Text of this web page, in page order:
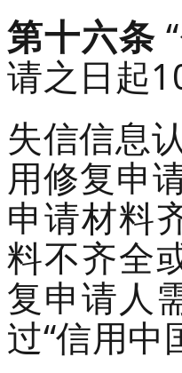
第十六条
请之日起
失信信息
用修复申
申请材料
料不齐全
复申请人
过“信用中